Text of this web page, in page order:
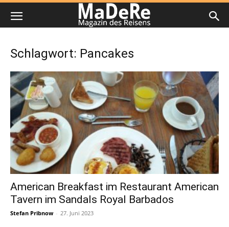
Schlagwort: Pancakes
American Breakfast im Restaurant American
Tavern im Sandals Royal Barbados
Stefan Pribnow - 27. Juni 2023